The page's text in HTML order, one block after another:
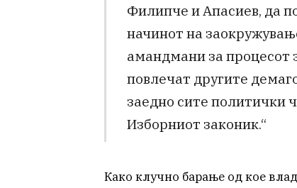
Филипче и Апасиев, да
начинот на
амандмани за процесот
повлечат другите
заедно сите политички
Изборниот законик.“
Како клучно барање од кое